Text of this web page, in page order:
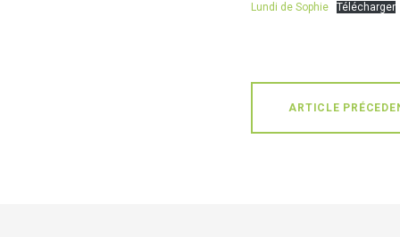
Lundi de Sophie Télécharger
ARTICLE